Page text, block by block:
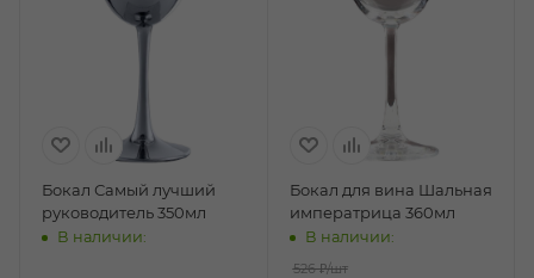
Бокал Самый лучший
руководитель 350мл
В наличии:
Бокал для вина Шальная
императрица 360мл
В наличии:
526 ₽/шт